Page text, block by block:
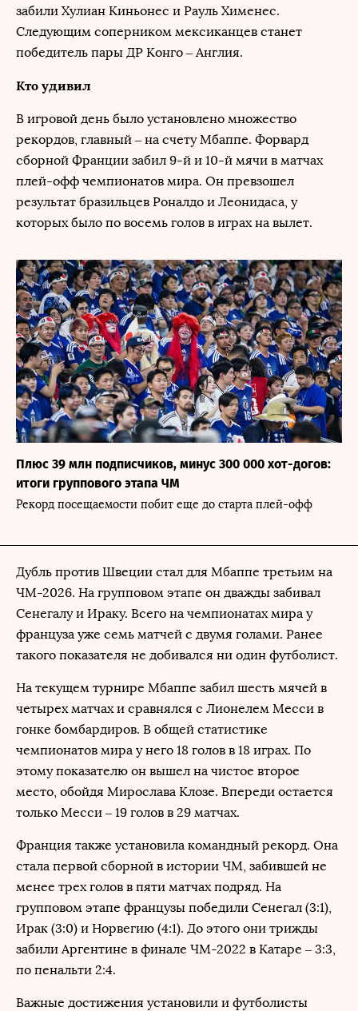
забили Хулиан Киньонес и Рауль Хименес.
Следующим соперником мексиканцев станет
победитель пары ДР Конго – Англия.
Кто удивил
В игровой день было установлено множество
рекордов, главный – на счету Мбаппе. Форвард
сборной Франции забил 9-й и 10-й мячи в матчах
плей-офф чемпионатов мира. Он превзошел
результат бразильцев Роналдо и Леонидаса, у
которых было по восемь голов в играх на вылет.
Плюс 39 млн подписчиков, минус 300 000 хот-догов:
итоги группового этапа ЧМ
Рекорд посещаемости побит еще до старта плей-офф
Дубль против Швеции стал для Мбаппе третьим на
ЧМ-2026. На групповом этапе он дважды забивал
Сенегалу и Ираку. Всего на чемпионатах мира у
француза уже семь матчей с двумя голами. Ранее
такого показателя не добивался ни один футболист.
На текущем турнире Мбаппе забил шесть мячей в
четырех матчах и сравнялся с Лионелем Месси в
гонке бомбардиров. В общей статистике
чемпионатов мира у него 18 голов в 18 играх. По
этому показателю он вышел на чистое второе
место, обойдя Мирослава Клозе. Впереди остается
только Месси – 19 голов в 29 матчах.
Франция также установила командный рекорд. Она
стала первой сборной в истории ЧМ, забившей не
менее трех голов в пяти матчах подряд. На
групповом этапе французы победили Сенегал (3:1),
Ирак (3:0) и Норвегию (4:1). До этого они трижды
забили Аргентине в финале ЧМ-2022 в Катаре – 3:3,
по пенальти 2:4.
Важные достижения установили и футболисты